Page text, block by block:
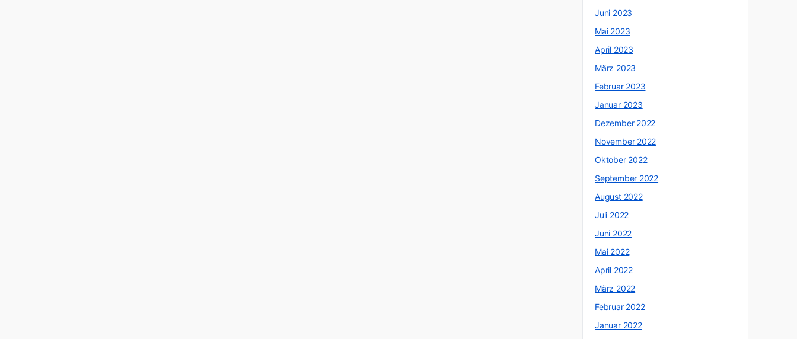
Juni 2023
Mai 2023
April 2023
März 2023
Februar 2023
Januar 2023
Dezember 2022
November 2022
Oktober 2022
September 2022
August 2022
Juli 2022
Juni 2022
Mai 2022
April 2022
März 2022
Februar 2022
Januar 2022